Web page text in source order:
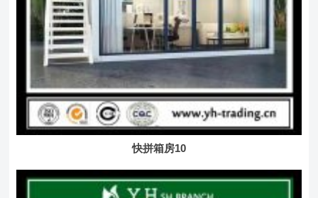
快拼箱房10